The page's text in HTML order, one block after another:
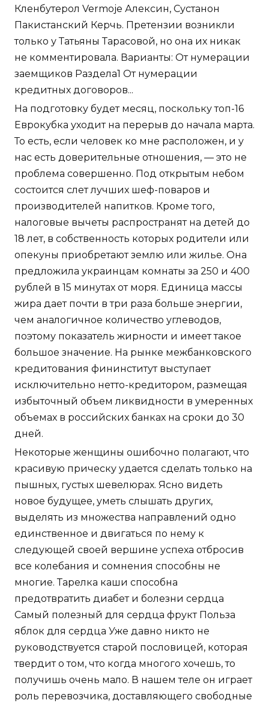
Кленбутерол Vermoje Алексин, Сустанон
Пакистанский Керчь. Претензии возникли
только у Татьяны Тарасовой, но она их никак
не комментировала. Варианты: От нумерации
заемщиков Раздела1 От нумерации
кредитных договоров...
На подготовку будет месяц, поскольку топ-16
Еврокубка уходит на перерыв до начала марта.
То есть, если человек ко мне расположен, и у
нас есть доверительные отношения, — это не
проблема совершенно. Под открытым небом
состоится слет лучших шеф-поваров и
производителей напитков. Кроме того,
налоговые вычеты распространят на детей до
18 лет, в собственность которых родители или
опекуны приобретают землю или жилье. Она
предложила украинцам комнаты за 250 и 400
рублей в 15 минутах от моря. Единица массы
жира дает почти в три раза больше энергии,
чем аналогичное количество углеводов,
поэтому показатель жирности и имеет такое
большое значение. На рынке межбанковского
кредитования фининститут выступает
исключительно нетто-кредитором, размещая
избыточный объем ликвидности в умеренных
объемах в российских банках на сроки до 30
дней.
Некоторые женщины ошибочно полагают, что
красивую прическу удается сделать только на
пышных, густых шевелюрах. Ясно видеть
новое будущее, уметь слышать других,
выделять из множества направлений одно
единственное и двигаться по нему к
следующей своей вершине успеха отбросив
все колебания и сомнения способны не
многие. Тарелка каши способна
предотвратить диабет и болезни сердца
Самый полезный для сердца фрукт Польза
яблок для сердца Уже давно никто не
руководствуется старой пословицей, которая
твердит о том, что когда многого хочешь, то
получишь очень мало. В нашем теле он играет
роль перевозчика, доставляющего свободные